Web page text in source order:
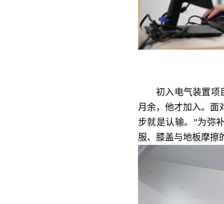
初入电气装置项
月余，他才加入。面
步就是认输。”为弥
服、膝盖与地板摩擦